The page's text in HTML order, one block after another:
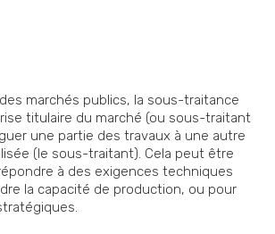
marchés publics, la sous-traitance
titulaire du marché (ou sous-traitant
une partie des travaux à une autre
(le sous-traitant). Cela peut être
à des exigences techniques
la capacité de production, ou pour